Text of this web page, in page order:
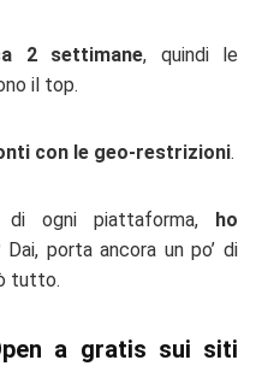
2 settimane, quindi le
il top.
con le geo-restrizioni.
ogni piattaforma, ho
Dai, porta ancora un po’ di
tutto.
a gratis sui siti